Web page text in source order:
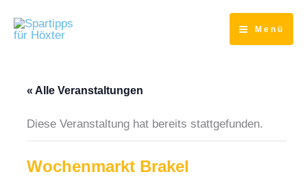
Inhalt
springen
Menü
« Alle Veranstaltungen
Diese Veranstaltung hat bereits stattgefunden.
Wochenmarkt Brakel